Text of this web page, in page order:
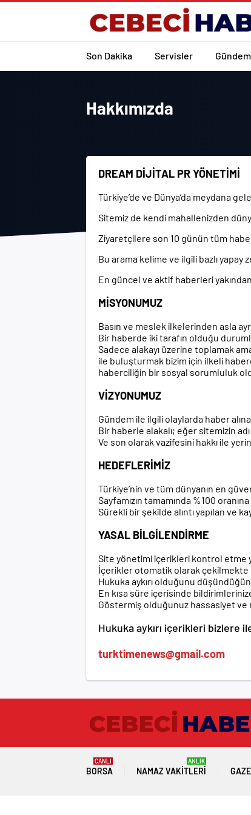
Son Dakika Servisler Gündem
Hakkımızda
DREAM DİJİTAL PR YÖNETİMİ
Türkiye’de ve Dünya’da meydana
Sitemiz de kendi mahallenizden
Ziyaretçilere son 10 günün tüm
Bu arama kelime ve ilgili bazlı yapay
En güncel ve aktif haberleri
MİSYONUMUZ
Basın ve meslek ilkelerinden asla
Bir haberde iki tarafın olduğu
Sadece alakayı üzerine toplamak
ile buluşturmak bizim için ilkeli
haberciliğin bir sosyal sorumluluk
VİZYONUMUZ
Gündem ile ilgili olaylarda haber
Bir haberle alakalı; eğer sitemizin
Ve son olarak vazifesini hakkı ile
HEDEFLERİMİZ
Türkiye’nin ve tüm dünyanın en
Sayfamızın tamamında %100
Sürekli bir şekilde alıntı yapılan ve
YASAL BİLGİLENDİRME
Site yönetimi içerikleri kontrol etme
İçerikler otomatik olarak çekilmekte
Hukuka aykırı olduğunu
En kısa süre içerisinde
Göstermiş olduğunuz hassasiyet
Hukuka aykırı içerikleri bizlere
turktimenews@gmail.com
BORSA
CANLI
NAMAZ VAKITLERI
ANLIK